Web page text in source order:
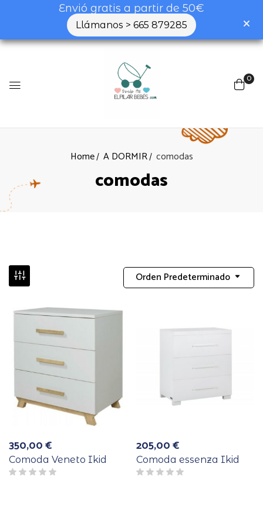
Envió gratis a partir de 50€
Llámanos > 665 879285
0
Home A DORMIR comodas
comodas
Orden Predeterminado
350,00€
Comoda Veneto Ikid
205,00€
Comoda essenza Ikid